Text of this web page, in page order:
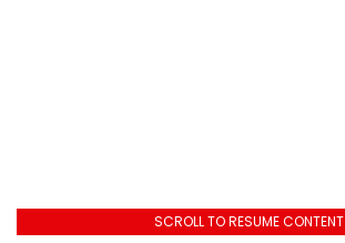
SCROLL TO RESUME CONTENT